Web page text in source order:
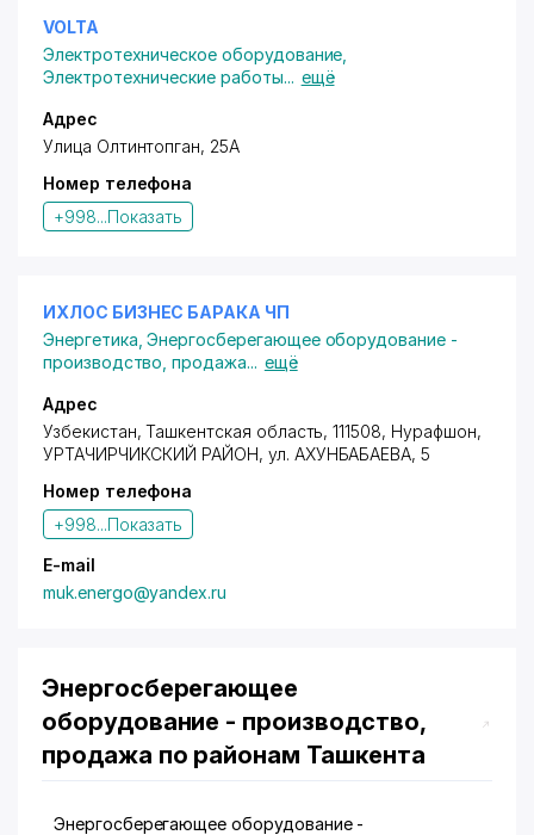
VOLTA
Электротехническое оборудование
Электротехнические работы... ещё
Адрес
Улица Олтинтопган, 25А
Номер телефона
+998...Показать
ИХЛОС БИЗНЕС БАРАКА ЧП
Энергетика ,Энергосберегающее оборудование -
производство, продажа... ещё
Адрес
Узбекистан, Ташкентская область, 111508, Нурафшон,
УРТАЧИРЧИКСКИЙ РАЙОН, ул. АХУНБАБАЕВА, 5
Номер телефона
+998...Показать
E-mail
muk.energo@yandex.ru
Энергосберегающее
оборудование - производство,
продажа по районам Ташкента
Энергосберегающее оборудование -